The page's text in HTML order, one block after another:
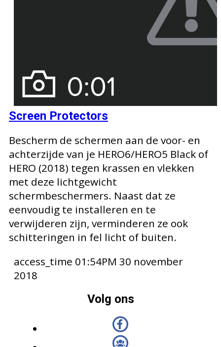
Screen Protectors
Bescherm de schermen aan de voor- en
achterzijde van je HERO6/HERO5 Black of
HERO (2018) tegen krassen en vlekken
met deze lichtgewicht
schermbeschermers. Naast dat ze
eenvoudig te installeren en te
verwijderen zijn, verminderen ze ook
schitteringen in fel licht of buiten.
access_time 01:54PM 30 november
2018
Volg ons